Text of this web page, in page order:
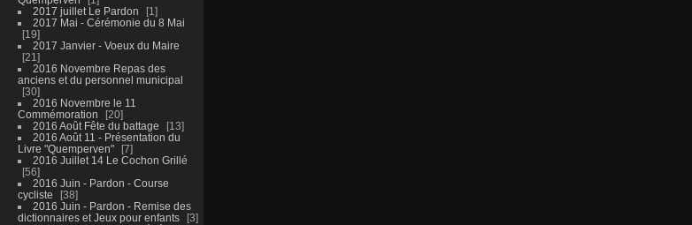
2017 juillet Le Pardon
1
2017 Mai - Cérémonie du 8 Mai
19
2017 Janvier - Voeux du Maire
21
2016 Novembre Repas des
anciens et du personnel municipal
30
2016 Novembre le 11
Commémoration
20
2016 Août Fête du battage
13
2016 Août 11 - Présentation du
Livre "Quemperven"
7
2016 Juillet 14 Le Cochon Grillé
56
2016 Juin - Pardon - Course
cycliste
38
2016 Juin - Pardon - Remise des
dictionnaires et Jeux pour enfants
3